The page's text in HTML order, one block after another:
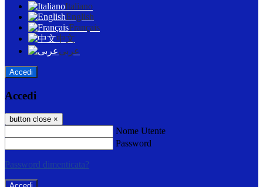
Italiano
English
Français
中文
عربى
Accedi
Accedi
button close ×
Nome Utente
Password
Password dimenticata?